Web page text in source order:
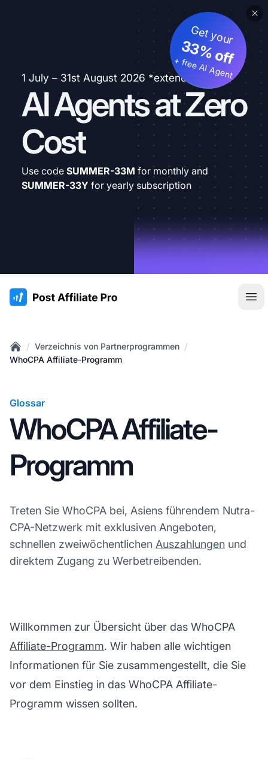
1 July – 31st August 2026 *extended
AI Agents at Zero
Cost
Get your
33% off
+ free AI Agent
Use code SUMMER-33M for monthly and
SUMMER-33Y for yearly subscription
:site.title
Home
/ Verzeichnis von Partnerprogrammen /
WhoCPA Affiliate-Programm
Glossar
WhoCPA Affiliate-
Programm
Treten Sie WhoCPA bei, Asiens führendem Nutra-
CPA-Netzwerk mit exklusiven Angeboten,
schnellen zweiwöchentlichen Auszahlungen und
direktem Zugang zu Werbetreibenden.
Willkommen zur Übersicht über das WhoCPA
Affiliate-Programm. Wir haben alle wichtigen
Informationen für Sie zusammengestellt, die Sie
vor dem Einstieg in das WhoCPA Affiliate-
Programm wissen sollten.